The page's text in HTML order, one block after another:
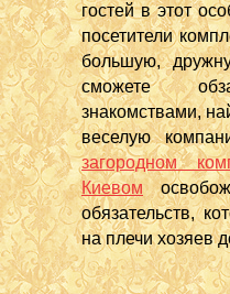
гостей в этот
посетители
большую,
сможете
знакомствами,
веселую
загородном
Киевом
обязательств,
на плечи хозяев